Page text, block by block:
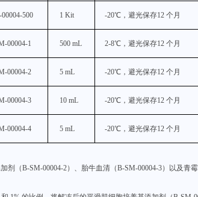
500 1 Kit -20℃，避光保存12 个月
00004-1 500 mL 2-8℃，避光保存12 个月
00004-2 5 mL -20℃，避光保存12 个月
00004-3 10 mL -20℃，避光保存12 个月
00004-4 5 mL -20℃，避光保存12 个月
剂（B-SM-00004-2）、胎牛血清（B-SM-00004-3）以及青